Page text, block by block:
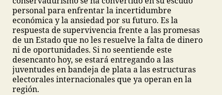
personal para enfrentar la incertidumbre
económica y la ansiedad por su futuro. Es la
respuesta de supervivencia frente a las promesas
de un Estado que no les resuelve la falta de dinero
ni de oportunidades. Si no seentiende este
desencanto hoy, se estará entregando a las
juventudes en bandeja de plata a las estructuras
electorales internacionales que ya operan en la
región.